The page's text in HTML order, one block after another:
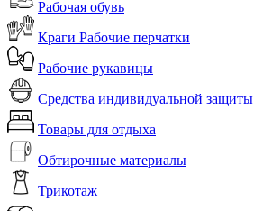
Рабочая обувь
Краги Рабочие перчатки
Рабочие рукавицы
Средства индивидуальной защиты
Товары для отдыха
Обтирочные материалы
Трикотаж